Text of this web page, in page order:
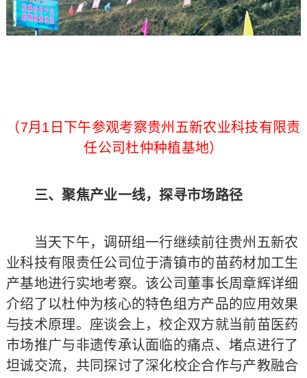
（7月1日下午参观考察贵州五新农业科技有限责
任公司杜仲种植基地）
三、聚焦产业一线，探寻市场路径
当天下午，调研组一行继续前往贵州五新农
业科技有限责任公司位于清镇市的苗药材加工生
产基地进行实地考察。该公司董事长周章辉详细
介绍了以杜仲为核心的特色组方产品的应用效果
与技术原理。座谈会上，校企双方就当前苗医药
市场推广与非遗传承认面临的痛点、堵点进行了
坦诚交流，共同探讨了深化校企合作与产教融合